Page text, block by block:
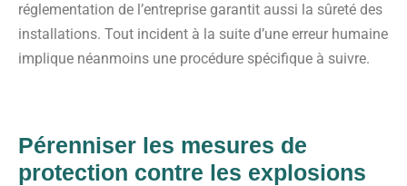
réglementation de l’entreprise garantit aussi la sûreté des
installations. Tout incident à la suite d’une erreur humaine
implique néanmoins une procédure spécifique à suivre.
Pérenniser les mesures de
protection contre les explosions